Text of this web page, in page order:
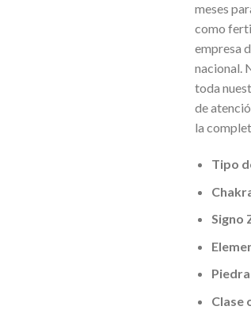
meses
como
empresa
nacional.
toda
de
la
Tipo
Signo
Clase